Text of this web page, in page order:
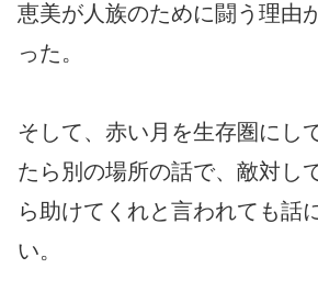
恵美が人族のために闘う理由
った。
そして、赤い月を生存圏にし
たら別の場所の話で、敵対し
ら助けてくれと言われても話
い。